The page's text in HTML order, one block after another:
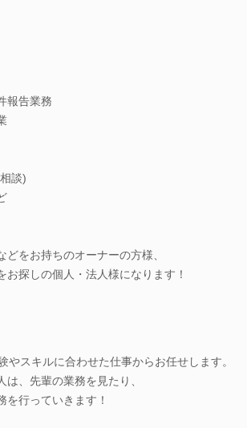
報告業務
談)
どをお持ちのオーナーの方様、
お探しの個人・法人様になります！
やスキルに合わせた仕事からお任せします。
、先輩の業務を見たり、
を行っていきます！